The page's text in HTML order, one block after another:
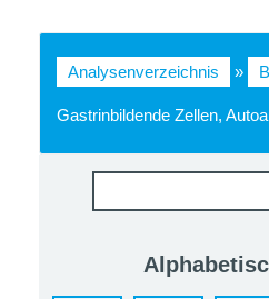
Analysenverzeichnis »
Gastrinbildende Zellen,